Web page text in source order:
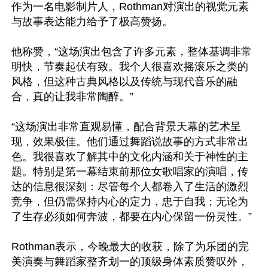
作为一名电影制片人，Rothman对演出的视觉元素
与故事表达能力给予了极高赞扬。
他称赞，“这场演出包含了许多元素，整体基调非常
明快，节奏起伏有致。我个人很喜欢摇滚乐之类的
风格，但这种古典风格以及传统与现代音乐的融
合，真的让我非常陶醉。”
“这场演出非常直观易懂，配合背景天幕的艺术呈
现，效果极佳。他们通过舞蹈说故事的方式非常出
色。我很喜欢了解其中的文化内涵和关于神性的主
题。特别是第一幕结束前那位女歌唱家的演唱，传
达的信息很深刻：尽管每个人都卷入了生活的激烈
竞争，但仍需保持内心的定力，忠于自我；无论为
了生存必须如何奔波，都要在内心保留一份灵性。”
Rothman表示，今晚最大的收获，除了为乐团的完
美演奏与舞蹈家整齐划一的顶级身体素质赞叹外，